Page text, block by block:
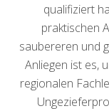
qualifiziert
praktischen
saubereren und
Anliegen ist es,
regionalen